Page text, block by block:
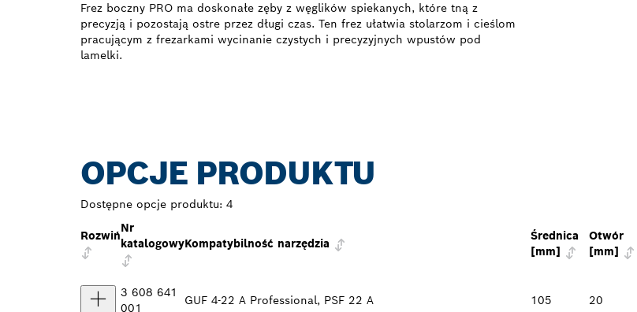
Frez boczny PRO ma doskonałe zęby z węglików spiekanych, które tną z
precyzją i pozostają ostre przez długi czas. Ten frez ułatwia stolarzom i cieślom
pracującym z frezarkami wycinanie czystych i precyzyjnych wpustów pod
lamelki.
OPCJE PRODUKTU
Dostępne opcje produktu: 4
Rozwiń
Nr
katalogowyKompatybilność narzędzia
Średnica
[mm]
Otwór
[mm]
3 608 641
001
GUF 4-22 A Professional, PSF 22 A 105 20